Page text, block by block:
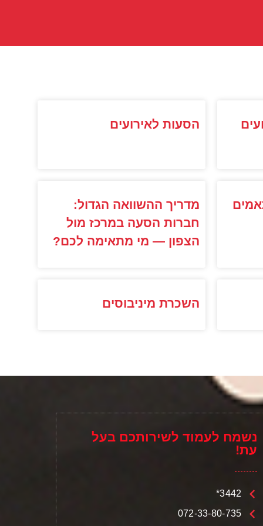
הסעות לאירועים
מדריך ההשוואה הגדול:
חברות הסעה במרכז מול
הצפון — מי מתאימה לכם?
השכרת מיניבוסים
נשמח לעמוד לשירותכם בעל
עת!
3442*
072-33-80-735